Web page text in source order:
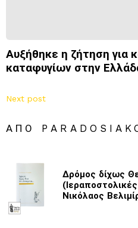
Αυξήθηκε η ζήτηση για
καταφυγίων στην
Next post
ΑΠΌ
Δρόμος δίχως
Νικόλαος